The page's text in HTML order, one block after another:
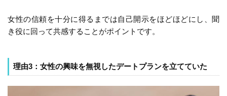
女性の信頼を十分に得るまでは自己開示をほどほどにし、聞
き役に回って共感することがポイントです。
理由3：女性の興味を無視したデートプランを立てていた